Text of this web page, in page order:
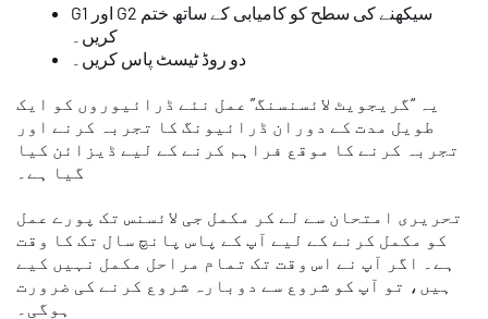
G1 اور G2 سیکھنے کی سطح کو کامیابی کے ساتھ ختم
کریں۔
دو روڈ ٹیسٹ پاس کریں۔
یہ “گریجویٹ لائسنسنگ” عمل نئے ڈرائیوروں کو ایک
طویل مدت کے دوران ڈرائیونگ کا تجربہ کرنے اور
تجربہ کرنے کا موقع فراہم کرنے کے لیے ڈیزائن کیا
گیا ہے۔
تحریری امتحان سے لے کر مکمل جی لائسنس تک پورے عمل
کو مکمل کرنے کے لیے آپ کے پاس پانچ سال تک کا وقت
ہے۔ اگر آپ نے اس وقت تک تمام مراحل مکمل نہیں کیے
ہیں، تو آپ کو شروع سے دوبارہ شروع کرنے کی ضرورت
ہوگی۔